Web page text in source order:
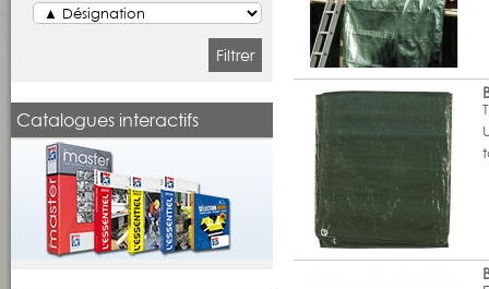
Filtrer
Catalogues interactifs